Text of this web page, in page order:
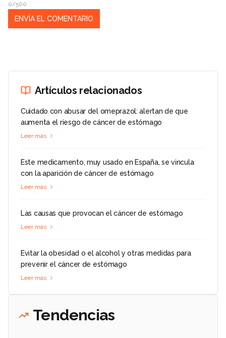
0/500
Artículos relacionados
Cuidado con abusar del omeprazol: alertan de que
aumenta el riesgo de cáncer de estómago
Leer más
Este medicamento, muy usado en España, se vincula
con la aparición de cáncer de estómago
Leer más
Las causas que provocan el cáncer de estómago
Leer más
Evitar la obesidad o el alcohol y otras medidas para
prevenir el cáncer de estómago
Leer más
Tendencias